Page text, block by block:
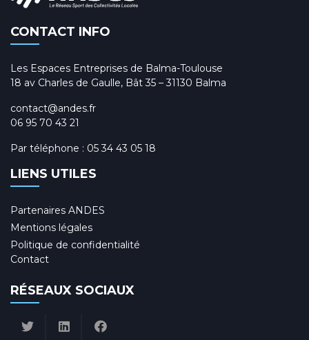
CONTACT INFO
Les Espaces Entreprises de Balma-Toulouse
18 av Charles de Gaulle, Bât 35 – 31130 Balma
contact@andes.fr
06 95 70 43 21
Par téléphone : 05 34 43 05 18
LIENS UTILES
Partenaires ANDES
Mentions légales
Politique de confidentialité
Contact
RÉSEAUX SOCIAUX